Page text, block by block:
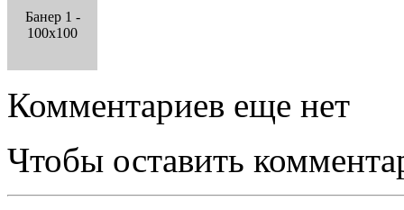
Банер 1 -
100x100
Комментариев еще нет
Чтобы оставить